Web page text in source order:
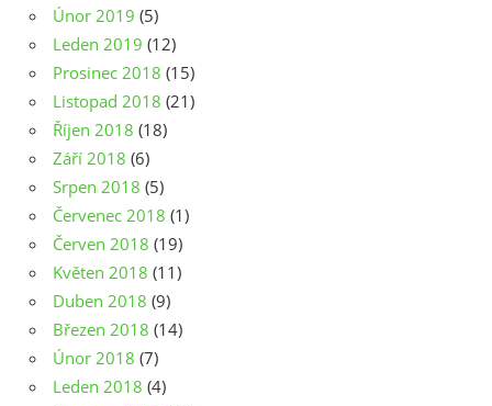
Únor 2019 (5)
Leden 2019 (12)
Prosinec 2018 (15)
Listopad 2018 (21)
Říjen 2018 (18)
Září 2018 (6)
Srpen 2018 (5)
Červenec 2018 (1)
Červen 2018 (19)
Květen 2018 (11)
Duben 2018 (9)
Březen 2018 (14)
Únor 2018 (7)
Leden 2018 (4)